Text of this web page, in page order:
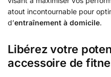
atout incontournable pour
d’entraînement à domicile.
Libérez votre
accessoire de